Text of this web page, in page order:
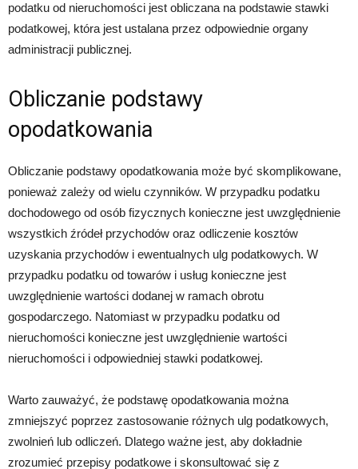
podatku od nieruchomości jest obliczana na podstawie stawki
podatkowej, która jest ustalana przez odpowiednie organy
administracji publicznej.
Obliczanie podstawy
opodatkowania
Obliczanie podstawy opodatkowania może być skomplikowane,
ponieważ zależy od wielu czynników. W przypadku podatku
dochodowego od osób fizycznych konieczne jest uwzględnienie
wszystkich źródeł przychodów oraz odliczenie kosztów
uzyskania przychodów i ewentualnych ulg podatkowych. W
przypadku podatku od towarów i usług konieczne jest
uwzględnienie wartości dodanej w ramach obrotu
gospodarczego. Natomiast w przypadku podatku od
nieruchomości konieczne jest uwzględnienie wartości
nieruchomości i odpowiedniej stawki podatkowej.
Warto zauważyć, że podstawę opodatkowania można
zmniejszyć poprzez zastosowanie różnych ulg podatkowych,
zwolnień lub odliczeń. Dlatego ważne jest, aby dokładnie
zrozumieć przepisy podatkowe i skonsultować się z